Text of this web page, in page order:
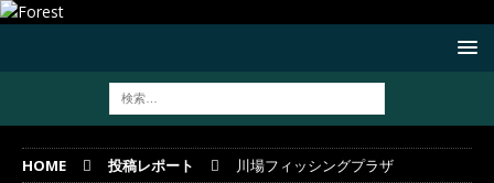
HOME 投稿レポート 川場フィッシングプラザ